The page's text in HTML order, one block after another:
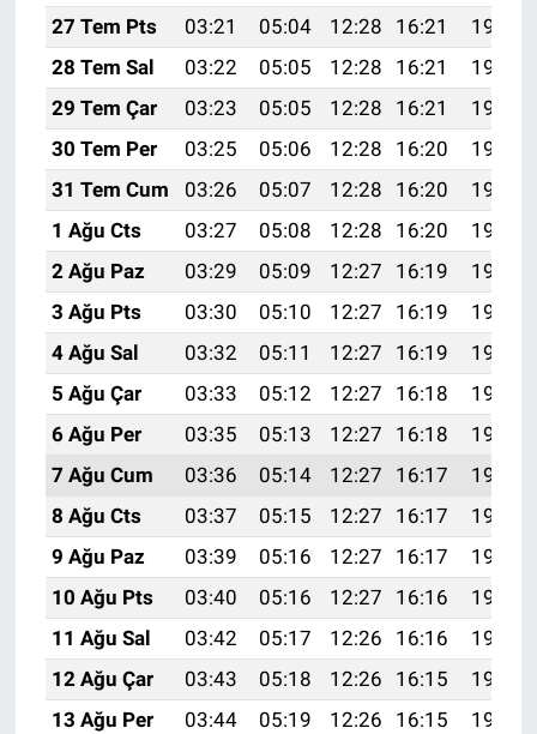
27 Tem Pts
03:21 05:04 12:28 16:21
19:42
28 Tem Sal
03:22 05:05 12:28 16:21
19:41
29 Tem Çar
03:23 05:05 12:28 16:21
19:40
30 Tem Per
03:25 05:06 12:28 16:20
19:39
31 Tem Cum
03:26 05:07 12:28 16:20
19:38
1 Ağu Cts
03:27 05:08 12:28 16:20
19:37
2 Ağu Paz
03:29 05:09 12:27 16:19
19:36
3 Ağu Pts
03:30 05:10 12:27 16:19
19:35
4 Ağu Sal
03:32 05:11 12:27 16:19
19:34
5 Ağu Çar
03:33 05:12 12:27 16:18
19:33
6 Ağu Per
03:35 05:13 12:27 16:18
19:31
7 Ağu Cum
03:36 05:14 12:27 16:17
19:30
8 Ağu Cts
03:37 05:15 12:27 16:17
19:29
9 Ağu Paz
03:39 05:16 12:27 16:17
19:28
10 Ağu Pts
03:40 05:16 12:27 16:16
19:27
11 Ağu Sal
03:42 05:17 12:26 16:16
19:25
12 Ağu Çar
03:43 05:18 12:26 16:15
19:24
13 Ağu Per
03:44 05:19 12:26 16:15
19:23
Politika
Magazin
Çevre
Haberde İnsan